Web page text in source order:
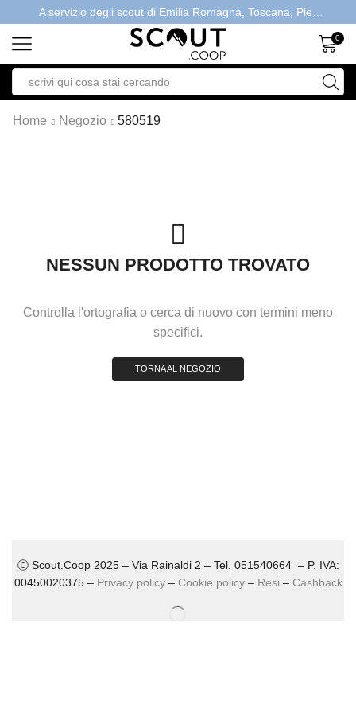
0
Home Negozio 580519
NESSUN PRODOTTO TROVATO
Controlla l'ortografia o cerca di nuovo con termini meno
specifici.
TORNA AL NEGOZIO
Ⓒ Scout.Coop 2025 – Via Rainaldi 2 – Tel. 051540664 – P. IVA:
00450020375 – Privacy policy– Cookie policy– Resi – Cashback